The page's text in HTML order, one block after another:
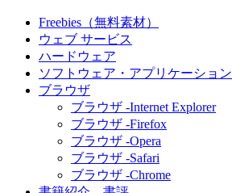
Freebies（無料素材）
ウェブ サービス
ハードウェア
ソフトウェア・アプリケーション
ブラウザ
ブラウザ -Internet Explorer
ブラウザ -Firefox
ブラウザ -Opera
ブラウザ -Safari
ブラウザ -Chrome